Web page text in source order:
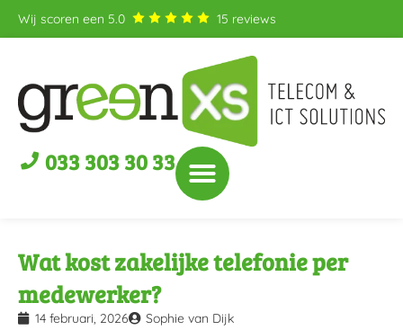
Wij scoren een 5.0 15 reviews
033 303 30 33
Wat kost zakelijke telefonie per
medewerker?
14 februari, 2026 Sophie van Dijk